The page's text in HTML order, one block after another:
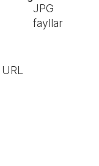
JPG
fayllar